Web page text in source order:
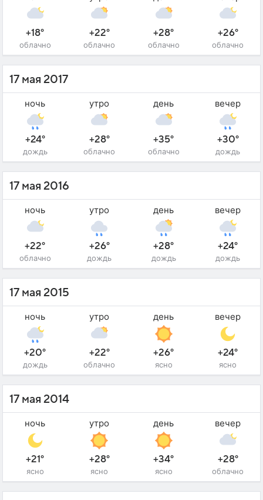
+18°
облачно
+22°
облачно
+28°
облачно
+26°
облачно
17 мая 2017
ночь
+24°
дождь
утро
+28°
облачно
день
+35°
облачно
вечер
+30°
дождь
17 мая 2016
ночь
+22°
облачно
утро
+26°
дождь
день
+28°
дождь
вечер
+24°
дождь
17 мая 2015
ночь
+20°
дождь
утро
+22°
облачно
день
+26°
ясно
вечер
+24°
ясно
17 мая 2014
ночь
+21°
ясно
утро
+28°
ясно
день
+34°
ясно
вечер
+28°
облачно